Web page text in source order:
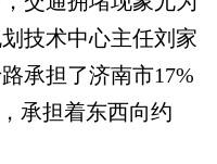
技术中心主任刘家
承担了济南市17%
承担着东西向约